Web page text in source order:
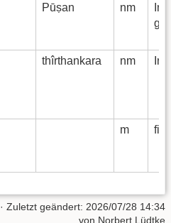
Pūṣan nm
thîrthankara nm
m
· Zuletzt geändert: 2026/07/28 14:34
von Norbert Lüdtke